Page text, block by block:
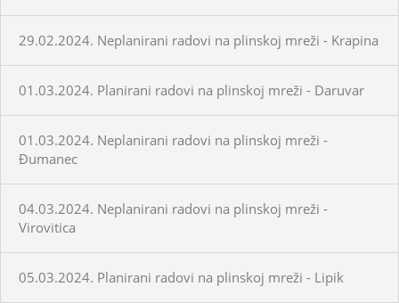
29.02.2024. Neplanirani radovi na plinskoj mreži - Krapina
01.03.2024. Planirani radovi na plinskoj mreži - Daruvar
01.03.2024. Neplanirani radovi na plinskoj mreži -
Đumanec
04.03.2024. Neplanirani radovi na plinskoj mreži -
Virovitica
05.03.2024. Planirani radovi na plinskoj mreži - Lipik